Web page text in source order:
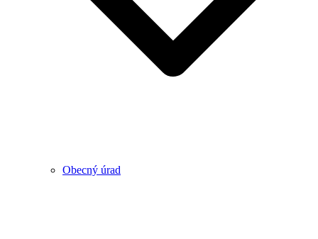
Obecný úrad